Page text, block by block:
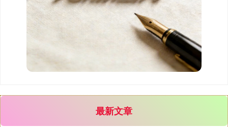
国债指数 229.74 +0.05 +0.02%
7835.60 -19.60
最新文章